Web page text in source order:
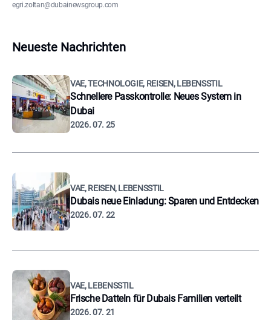
egri.zoltan@dubainewsgroup.com
Neueste Nachrichten
VAE, TECHNOLOGIE, REISEN, LEBENSSTIL
Schnellere Passkontrolle: Neues System in
Dubai
2026. 07. 25
VAE, REISEN, LEBENSSTIL
Dubais neue Einladung: Sparen und Entdecken
2026. 07. 22
VAE, LEBENSSTIL
Frische Datteln für Dubais Familien verteilt
2026. 07. 21